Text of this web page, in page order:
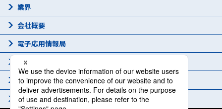
業界
会社概要
電子応用情報局
技術情報
カタログダウンロード
お問い合わせ